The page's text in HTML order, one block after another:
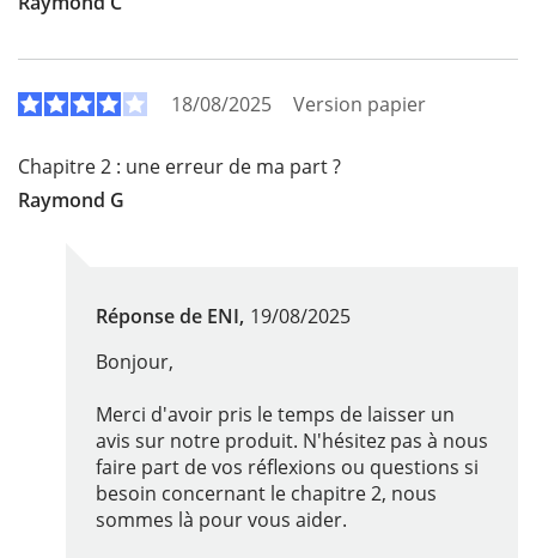
18/08/2025 Version papier
Chapitre 2 : une erreur de ma part ?
Raymond G
Réponse de ENI, 19/08/2025
Bonjour,
Merci d'avoir pris le temps de laisser un
avis sur notre produit. N'hésitez pas à nous
faire part de vos réflexions ou questions si
besoin concernant le chapitre 2, nous
sommes là pour vous aider.